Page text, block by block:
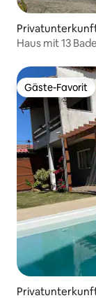
Haus mit 13
Gäste-Favorit
Gäste-Favorit